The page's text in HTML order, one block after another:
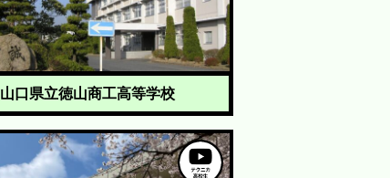
山口県立徳山商工高等学校